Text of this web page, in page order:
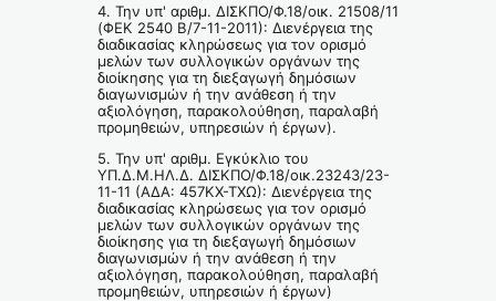
4. Την υπ' αριθμ. ΔΙΣΚΠΟ/Φ.18/οικ. 21508/11
(ΦΕΚ 2540 Β/7-11-2011): Διενέργεια της
διαδικασίας κληρώσεως για τον ορισμό
μελών των συλλογικών οργάνων της
διοίκησης για τη διεξαγωγή δημόσιων
διαγωνισμών ή την ανάθεση ή την
αξιολόγηση, παρακολούθηση, παραλαβή
προμηθειών, υπηρεσιών ή έργων).
5. Την υπ' αριθμ. Εγκύκλιο του
ΥΠ.Δ.Μ.ΗΛ.Δ. ΔΙΣΚΠΟ/Φ.18/οικ.23243/23-
11-11 (ΑΔΑ: 457ΚΧ-ΤΧΩ): Διενέργεια της
διαδικασίας κληρώσεως για τον ορισμό
μελών των συλλογικών οργάνων της
διοίκησης για τη διεξαγωγή δημόσιων
διαγωνισμών ή την ανάθεση ή την
αξιολόγηση, παρακολούθηση, παραλαβή
προμηθειών, υπηρεσιών ή έργων)